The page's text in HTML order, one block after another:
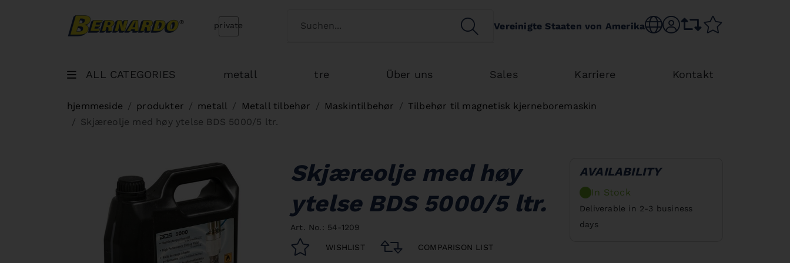
Bernardo Home Switch customertype
private SEARCHVereinigte Staaten von Amerika Choose language
sr.accountcomparison list
ALL CATEGORIES metall tre Über uns Sales Karriere Kontakt
hjemmeside produkter metall Metall tilbehør Maskintilbehør
Tilbehør til magnetisk kjerneboremaskin
Skjæreolje med høy ytelse BDS 5000/5 ltr.
Skjæreolje med høy
ytelse BDS 5000/5 ltr.
Art. No.: 54-1209
WISHLIST COMPARISON LIST
AVAILABILITY
In Stock
Deliverable in 2-3 business
days